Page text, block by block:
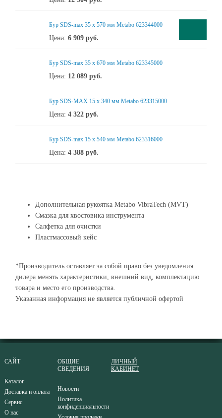
Бур SDS-max 35 x 570 мм Metabo 623344000
Цена: 6 909 руб.
Бур SDS-max 35 x 670 мм Metabo 623345000
Цена: 12 089 руб.
Бур SDS-MAX 15 x 340 мм Metabo 623315000
Цена: 4 322 руб.
Бур SDS-max 15 x 540 мм Metabo 623316000
Цена: 4 388 руб.
Дополнительная рукоятка Metabo VibraTech (MVT)
Смазка для хвостовика инструмента
Салфетка для очистки
Пластмассовый кейс
*Производитель оставляет за собой право без уведомления
дилера менять характеристики, внешний вид, комплектацию
товара и место его производства.
Указанная информация не является публичной офертой
САЙТ
Каталог
Доставка и оплата
Сервис
О нас
ОБЩИЕ
СВЕДЕНИЯ
Новости
Политика
конфиденциальности
ЛИЧНЫЙ
КАБИНЕТ